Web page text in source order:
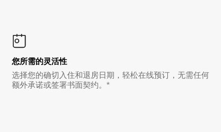
您所需的灵活性
选择您的确切入住和退房日期，轻松在线预订，无需任何
额外承诺或签署书面契约。*